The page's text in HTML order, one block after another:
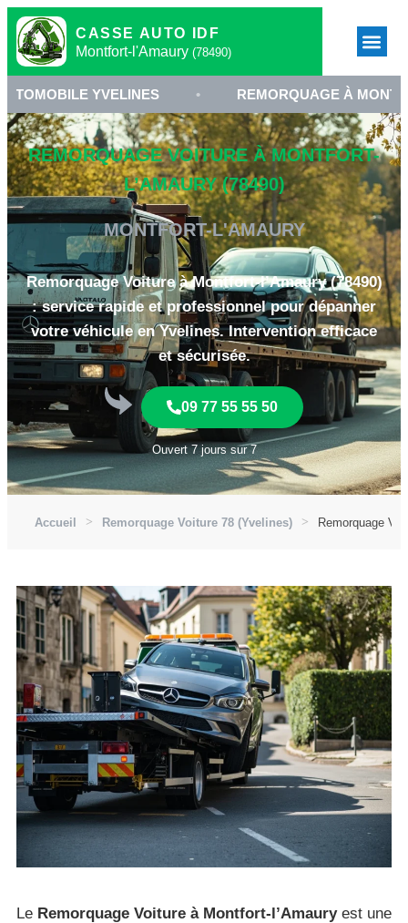
CASSE AUTO IDF
Montfort-l'Amaury (78490)
YVELINES • REMORQUAGE À MONTFORT-
REMORQUAGE VOITURE À MONTFORT-
L’AMAURY (78490)
MONTFORT-L'AMAURY
Remorquage Voiture à Montfort-l’Amaury (78490)
: service rapide et professionnel pour dépanner
votre véhicule en Yvelines. Intervention efficace
et sécurisée.
09 77 55 55 50
Ouvert 7 jours sur 7
Accueil Remorquage Voiture 78 (Yvelines) Remorquage
Le Remorquage Voiture à Montfort-l’Amauryest une